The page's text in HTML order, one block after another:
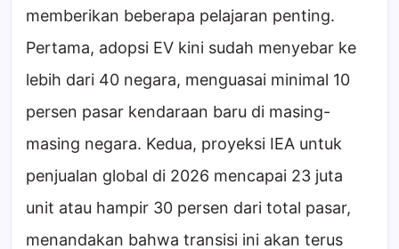
memberikan beberapa pelajaran penting.
Pertama, adopsi EV kini sudah menyebar ke
lebih dari 40 negara, menguasai minimal 10
persen pasar kendaraan baru di masing-
masing negara. Kedua, proyeksi IEA untuk
penjualan global di 2026 mencapai 23 juta
unit atau hampir 30 persen dari total pasar,
menandakan bahwa transisi ini akan terus